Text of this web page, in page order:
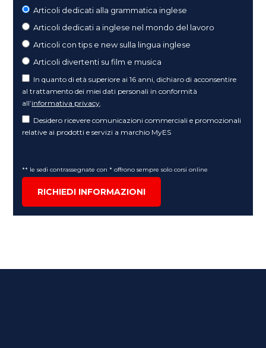
Articoli dedicati alla grammatica inglese
Articoli dedicati a inglese nel mondo del lavoro
Articoli con tips e new sulla lingua inglese
Articoli divertenti su film e musica
In quanto di età superiore ai 16 anni, dichiaro di acconsentire
al trattamento dei miei dati personali in conformità
all’informativa privacy
Desidero ricevere comunicazioni commerciali e promozionali
relative ai prodotti e servizi a marchio MyES
** le sedi contrassegnate con * offrono sempre solo corsi online
RICHIEDI INFORMAZIONI